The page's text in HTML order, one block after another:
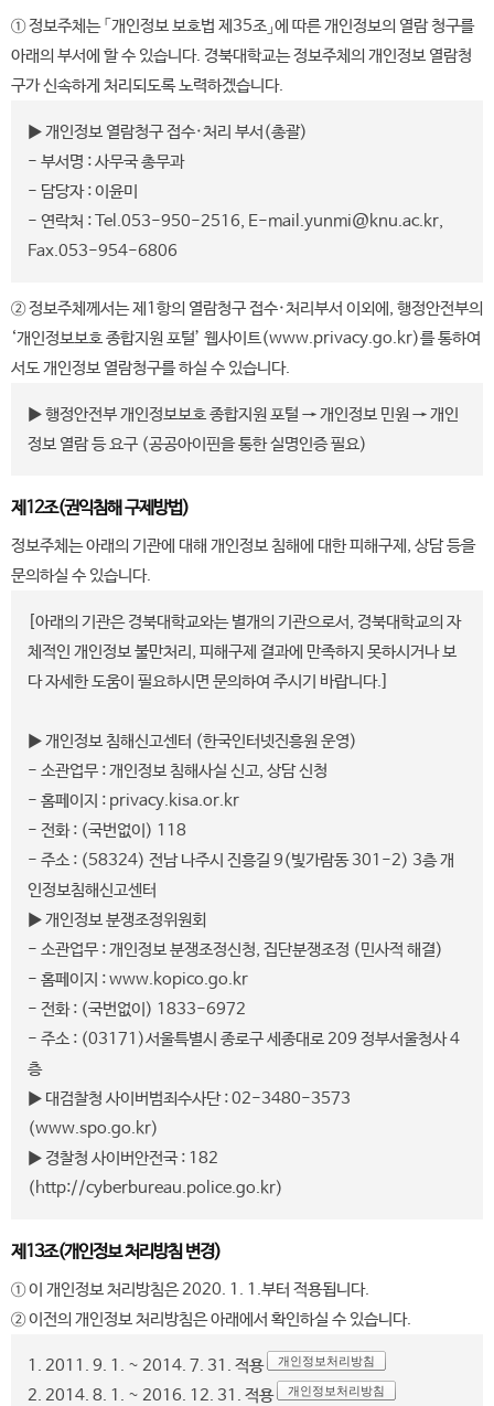
① 정보주체는 「개인정보 보호법 제35조」에 따른 개인정보의 열람 청구를
아래의 부서에 할 수 있습니다. 경북대학교는 정보주체의 개인정보 열람청
구가 신속하게 처리되도록 노력하겠습니다.
▶ 개인정보 열람청구 접수·처리 부서(총괄)
- 부서명 : 사무국 총무과
- 담당자 : 이윤미
- 연락처 : Tel.053-950-2516, E-mail.yunmi@knu.ac.kr,
Fax.053-954-6806
② 정보주체께서는 제1항의 열람청구 접수·처리부서 이외에, 행정안전부의
‘개인정보보호 종합지원 포털’ 웹사이트(www.privacy.go.kr)를 통하여
서도 개인정보 열람청구를 하실 수 있습니다.
▶ 행정안전부 개인정보보호 종합지원 포털 → 개인정보 민원 → 개인
정보 열람 등 요구 (공공아이핀을 통한 실명인증 필요)
제12조(권익침해 구제방법)
정보주체는 아래의 기관에 대해 개인정보 침해에 대한 피해구제, 상담 등을
문의하실 수 있습니다.
[아래의 기관은 경북대학교와는 별개의 기관으로서, 경북대학교의 자
체적인 개인정보 불만처리, 피해구제 결과에 만족하지 못하시거나 보
다 자세한 도움이 필요하시면 문의하여 주시기 바랍니다.]
▶ 개인정보 침해신고센터 (한국인터넷진흥원 운영)
- 소관업무 : 개인정보 침해사실 신고, 상담 신청
- 홈페이지 : privacy.kisa.or.kr
- 전화 : (국번없이) 118
- 주소 : (58324) 전남 나주시 진흥길 9(빛가람동 301-2) 3층 개
인정보침해신고센터
▶ 개인정보 분쟁조정위원회
- 소관업무 : 개인정보 분쟁조정신청, 집단분쟁조정 (민사적 해결)
- 홈페이지 : www.kopico.go.kr
- 전화 : (국번없이) 1833-6972
- 주소 : (03171)서울특별시 종로구 세종대로 209 정부서울청사 4
층
▶ 대검찰청 사이버범죄수사단 : 02-3480-3573
(www.spo.go.kr)
▶ 경찰청 사이버안전국 : 182
(http://cyberbureau.police.go.kr)
제13조(개인정보 처리방침 변경)
① 이 개인정보 처리방침은 2020. 1. 1.부터 적용됩니다.
② 이전의 개인정보 처리방침은 아래에서 확인하실 수 있습니다.
1. 2011. 9. 1. ~ 2014. 7. 31. 적용 개인정보처리방침
2. 2014. 8. 1. ~ 2016. 12. 31. 적용 개인정보처리방침